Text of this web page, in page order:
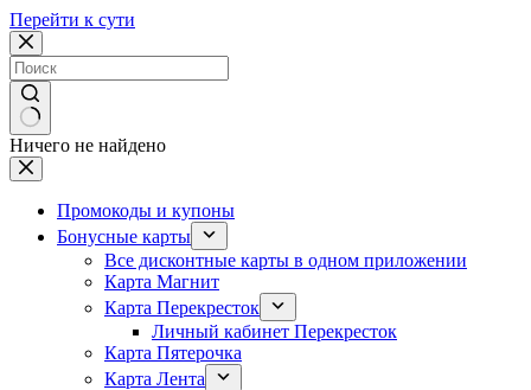
Перейти к сути
Ничего не найдено
Промокоды и купоны
Бонусные карты
Все дисконтные карты в одном приложении
Карта Магнит
Карта Перекресток
Личный кабинет Перекресток
Карта Пятерочка
Карта Лента